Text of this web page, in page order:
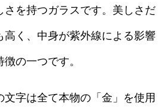
さを持つガラスです。美しさだ
高く、中身が紫外線による影響
の一つです。
文字は全て本物の「金」を使用